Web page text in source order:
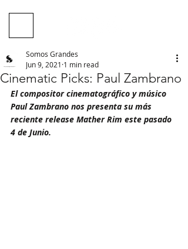
Cinematic Picks: Paul Zambrano
Somos Grandes
Jun 9, 2021 1 min read
El compositor cinematográfico y músico
Paul Zambrano nos presenta su más
reciente release Mather Rim este pasado
4 de Junio.